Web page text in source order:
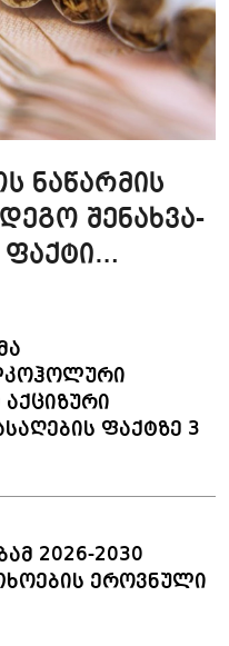
ნაწარმის
შენახვა-
ფაქტზე 3
2026-2030
ეროვნული